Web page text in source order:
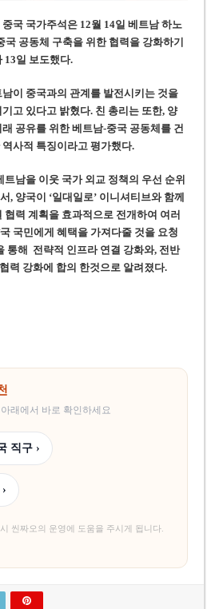
국 국가주석은 12월 14일 베트남 하노
국 공동체 구축을 위한 협력을 강화하기
13일 보도했다.
이 중국과의 관계를 발전시키는 것을
고 있다고 밝혔다. 친 총리는 또한, 양
공유를 위한 베트남-중국 공동체를 건
사적 특징이라고 평가했다.
트남을 이웃 국가 외교 정책의 우선 순위
, 양국이 ‘일대일로’ 이니셔티브와 함께
협력 계획을 효과적으로 전개하여 여러
국민에게 혜택을 가져다줄 것을 요청
통해 전략적 인프라 연결 강화와, 전반
력 강화에 합의 한것으로 알려졌다.
래에서 바로 확인하세요
직구 ›
씬짜오의 운영에 도움을 주시게 됩니다.